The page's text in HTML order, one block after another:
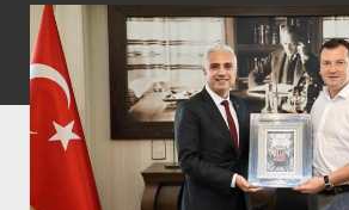
ü
y
ü
a
ç
facebook youtube silivri@silivrininsesi1.com
Manifesto
Gündem
Haber
Spor